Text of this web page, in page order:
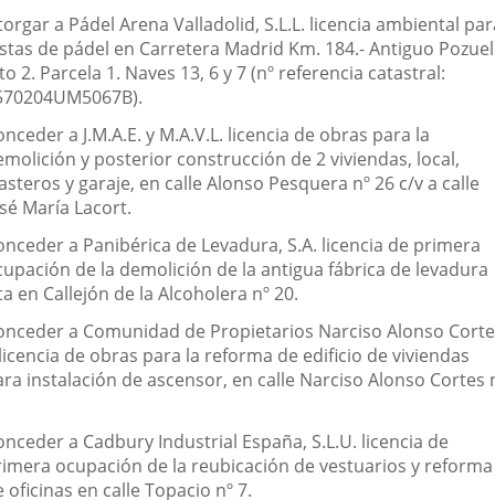
a Pádel Arena Valladolid, S.L.L. licencia ambiental
de pádel en Carretera Madrid Km. 184.- Antiguo
2. Parcela 1. Naves 13, 6 y 7 (nº referencia catastral:
a J.M.A.E. y M.A.V.L. licencia de obras para la
y posterior construcción de 2 viviendas, local,
y garaje, en calle Alonso Pesquera nº 26 c/v a calle
María Lacort.
a Panibérica de Levadura, S.A. licencia de primera
de la demolición de la antigua fábrica de levadura
en Callejón de la Alcoholera nº 20.
a Comunidad de Propietarios Narciso Alonso
de obras para la reforma de edificio de viviendas
instalación de ascensor, en calle Narciso Alonso Cortes
a Cadbury Industrial España, S.L.U. licencia de
ocupación de la reubicación de vestuarios y reforma
oficinas en calle Topacio nº 7.